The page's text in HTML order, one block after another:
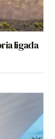
ligada